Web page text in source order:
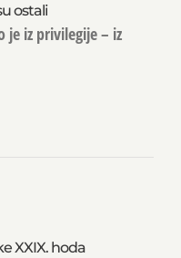
ostali
je iz privilegije – iz
XXIX. hoda